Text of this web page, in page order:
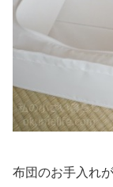
布団のお手入れ